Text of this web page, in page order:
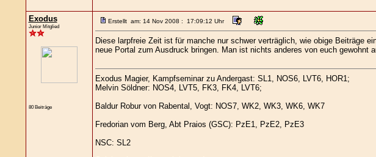
Exodus
Junior Mitglied
80 Beiträge
Erstellt am: 14 Nov 2008 : 17:09:12 Uhr
Diese larpfreie Zeit ist für manche nur schwer verträglich, wie obige Beiträge
neue Portal zum Ausdruck bringen. Man ist nichts anderes von euch gewohnt
Exodus Magier, Kampfseminar zu Andergast: SL1, NOS6, LVT6, HOR1;
Melvin Söldner: NOS4, LVT5, FK3, FK4, LVT6;
Baldur Robur von Rabental, Vogt: NOS7, WK2, WK3, WK6, WK7
Fredorian vom Berg, Abt Praios (GSC): PzE1, PzE2, PzE3
NSC: SL2